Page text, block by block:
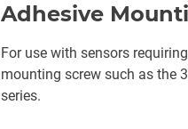
Adhesive
For use with sensors
mounting screw such as the
series.